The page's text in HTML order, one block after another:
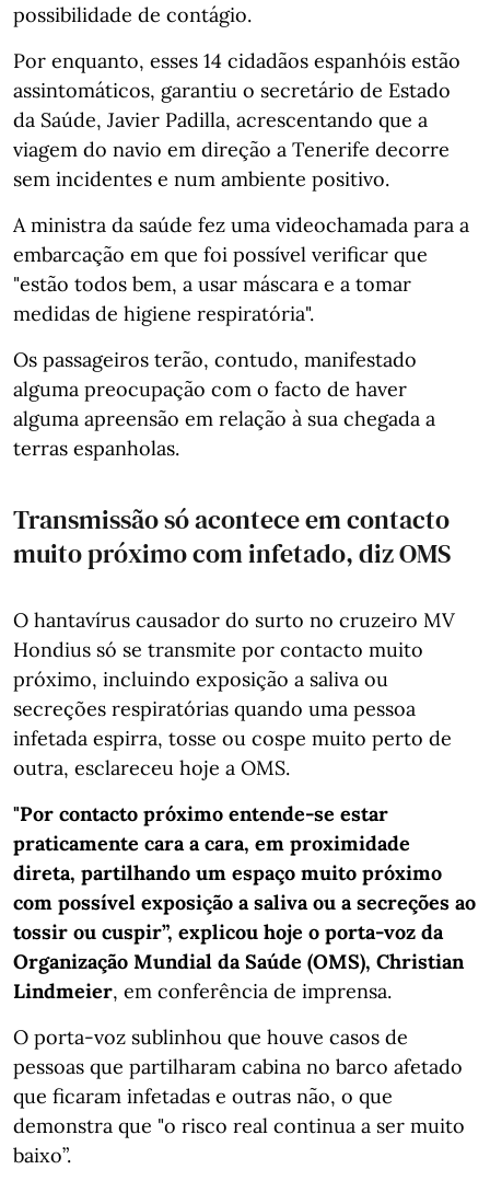
possibilidade de contágio.
Por enquanto, esses 14 cidadãos espanhóis estão
assintomáticos, garantiu o secretário de Estado
da Saúde, Javier Padilla, acrescentando que a
viagem do navio em direção a Tenerife decorre
sem incidentes e num ambiente positivo.
A ministra da saúde fez uma videochamada para a
embarcação em que foi possível verificar que
"estão todos bem, a usar máscara e a tomar
medidas de higiene respiratória".
Os passageiros terão, contudo, manifestado
alguma preocupação com o facto de haver
alguma apreensão em relação à sua chegada a
terras espanholas.
Transmissão só acontece em contacto
muito próximo com infetado, diz OMS
O hantavírus causador do surto no cruzeiro MV
Hondius só se transmite por contacto muito
próximo, incluindo exposição a saliva ou
secreções respiratórias quando uma pessoa
infetada espirra, tosse ou cospe muito perto de
outra, esclareceu hoje a OMS.
"Por contacto próximo entende-se estar
praticamente cara a cara, em proximidade
direta, partilhando um espaço muito próximo
com possível exposição a saliva ou a secreções ao
tossir ou cuspir”, explicou hoje o porta-voz da
Organização Mundial da Saúde (OMS), Christian
Lindmeier, em conferência de imprensa.
O porta-voz sublinhou que houve casos de
pessoas que partilharam cabina no barco afetado
que ficaram infetadas e outras não, o que
demonstra que "o risco real continua a ser muito
baixo”.